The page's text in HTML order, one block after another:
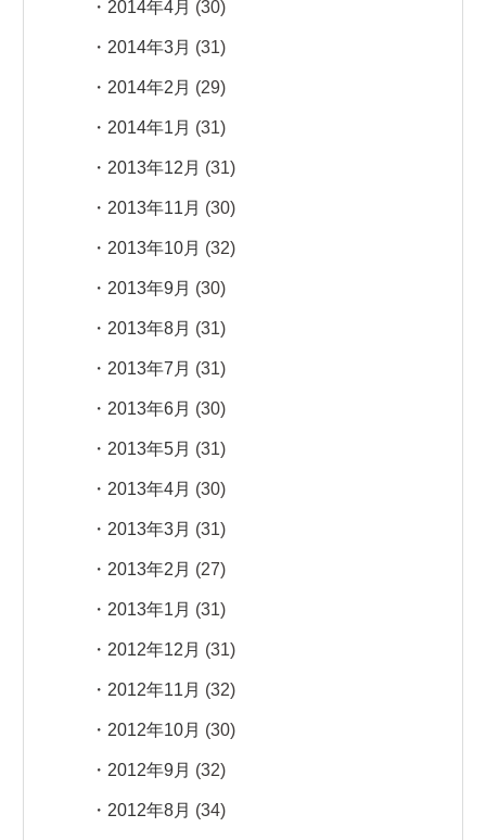
2014年4月 (30)
2014年3月 (31)
2014年2月 (29)
2014年1月 (31)
2013年12月 (31)
2013年11月 (30)
2013年10月 (32)
2013年9月 (30)
2013年8月 (31)
2013年7月 (31)
2013年6月 (30)
2013年5月 (31)
2013年4月 (30)
2013年3月 (31)
2013年2月 (27)
2013年1月 (31)
2012年12月 (31)
2012年11月 (32)
2012年10月 (30)
2012年9月 (32)
2012年8月 (34)